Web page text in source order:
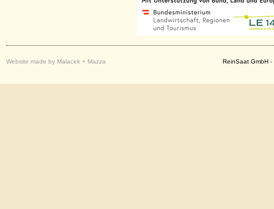
Website made by Malacek + Mazza ReinSaat GmbH